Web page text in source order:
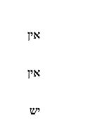
אין
אין
יש